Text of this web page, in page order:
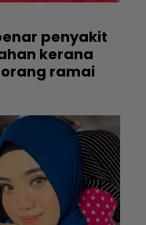
penyakit
kerana
ramai